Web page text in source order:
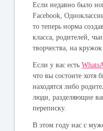
Если недавно было
Facebook,
то теперь норма
класса, родителей,
творчества, на кружок
Если у вас есть
что вы состоите хотя
находятся либо
люди, разделяющие
переписку.
В этом году нас с